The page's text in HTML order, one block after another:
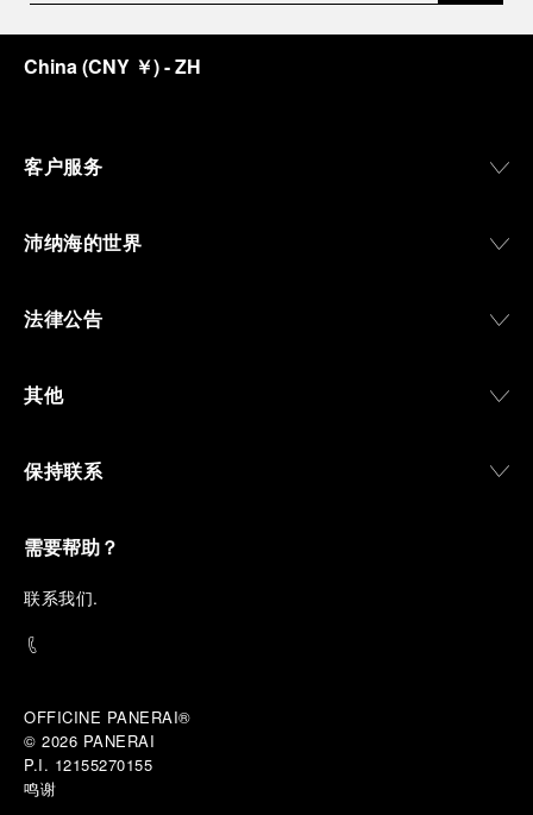
China(CNY ￥)- ZH
客户服务
沛纳海的世界
法律公告
其他
保持联系
需要帮助？
联系我们.
OFFICINE PANERAI®
© 2026 PANERAI
P.I. 12155270155
鸣谢